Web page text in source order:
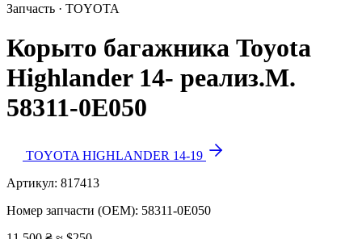
Запчасть · TOYOTA
Корыто багажника Toyota
Highlander 14- реализ.М.
58311-0E050
TOYOTA HIGHLANDER 14-19
Артикул: 817413
Номер запчасти (OEM): 58311-0E050